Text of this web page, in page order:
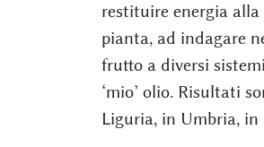
restituire energia
pianta, ad indagare
frutto a diversi
‘mio’ olio. Risultati
Liguria, in Umbria, in